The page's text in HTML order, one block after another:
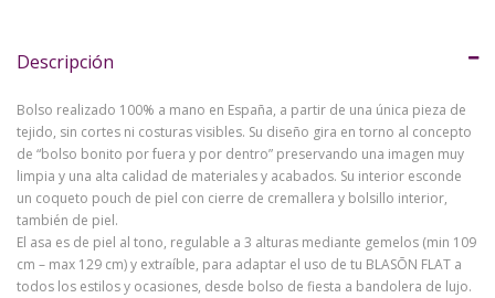
Descripción
Bolso realizado 100% a mano en España, a partir de una única pieza de
tejido, sin cortes ni costuras visibles. Su diseño gira en torno al concepto
de “bolso bonito por fuera y por dentro” preservando una imagen muy
limpia y una alta calidad de materiales y acabados. Su interior esconde
un coqueto pouch de piel con cierre de cremallera y bolsillo interior,
también de piel.
El asa es de piel al tono, regulable a 3 alturas mediante gemelos (min 109
cm – max 129 cm) y extraíble, para adaptar el uso de tu BLASŌN FLAT a
todos los estilos y ocasiones, desde bolso de fiesta a bandolera de lujo.